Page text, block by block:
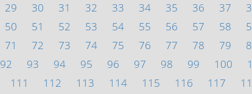
29 30 31 32 33 34 35 36 37
50 51 52 53 54 55 56 57 58
71 72 73 74 75 76 77 78 79
92 93 94 95 96 97 98 99 100
111 112 113 114 115 116 117